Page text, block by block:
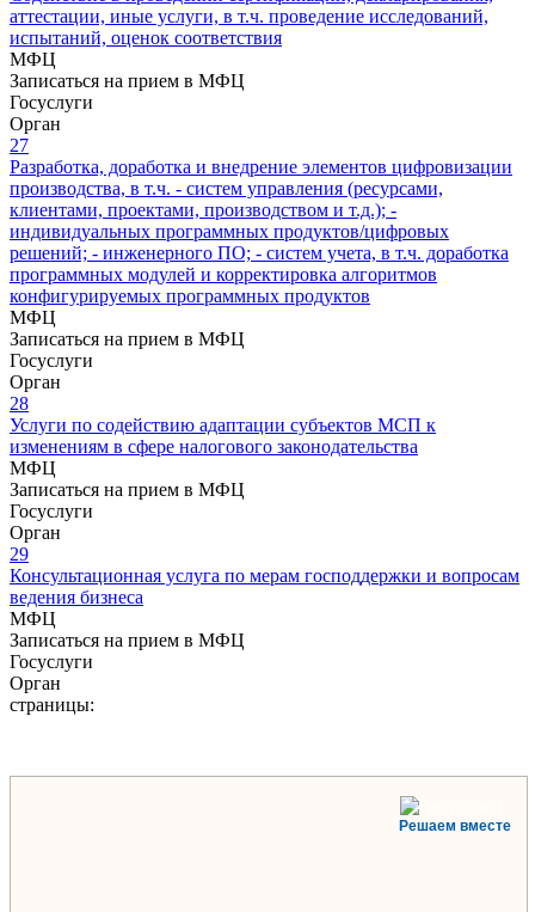
аттестации, иные услуги, в т.ч. проведение исследований,
испытаний, оценок соответствия
МФЦ
Записаться на прием в МФЦ
Госуслуги
Орган
27
Разработка, доработка и внедрение элементов цифровизации
производства, в т.ч. - систем управления (ресурсами,
клиентами, проектами, производством и т.д.); -
индивидуальных программных продуктов/цифровых
решений; - инженерного ПО; - систем учета, в т.ч. доработка
программных модулей и корректировка алгоритмов
конфигурируемых программных продуктов
МФЦ
Записаться на прием в МФЦ
Госуслуги
Орган
28
Услуги по содействию адаптации субъектов МСП к
изменениям в сфере налогового законодательства
МФЦ
Записаться на прием в МФЦ
Госуслуги
Орган
29
Консультационная услуга по мерам господдержки и вопросам
ведения бизнеса
МФЦ
Записаться на прием в МФЦ
Госуслуги
Орган
страницы:
Решаем вместе